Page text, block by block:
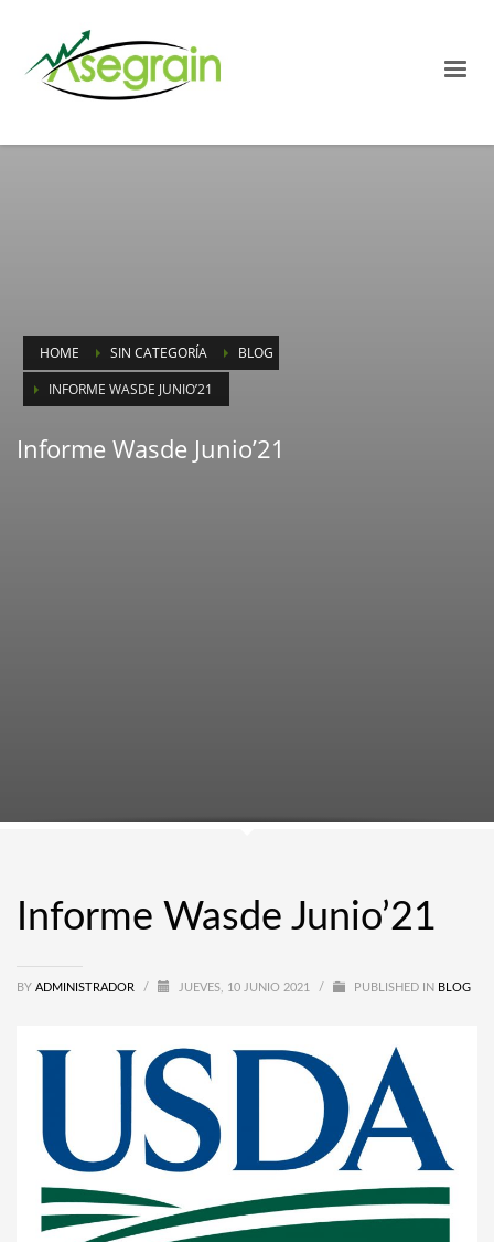
HOME SIN CATEGORÍA
BLOG
INFORME WASDE JUNIO’21
Informe Wasde Junio’21
Informe Wasde Junio’21
BY ADMINISTRADOR / JUEVES, 10 JUNIO 2021 / PUBLISHED IN BLOG